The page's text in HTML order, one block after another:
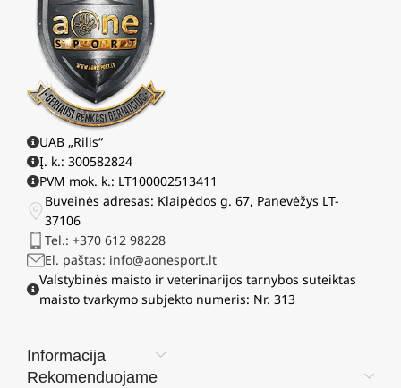
UAB „Rilis“
Į. k.: 300582824
PVM mok. k.: LT100002513411
Buveinės adresas: Klaipėdos g. 67, Panevėžys LT-
37106
Tel.: +370 612 98228
El. paštas: info@aonesport.lt
Valstybinės maisto ir veterinarijos tarnybos suteiktas
maisto tvarkymo subjekto numeris: Nr. 313
Informacija
Rekomenduojame